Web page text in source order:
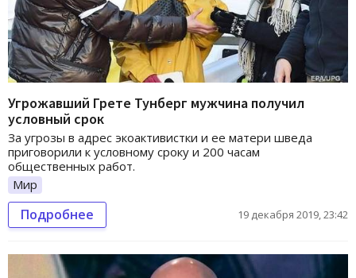
Угрожавший Грете Тунберг мужчина получил
условный срок
За угрозы в адрес экоактивистки и ее матери шведа
приговорили к условному сроку и 200 часам
общественных работ.
Мир
Подробнее 19 декабря 2019, 23:42